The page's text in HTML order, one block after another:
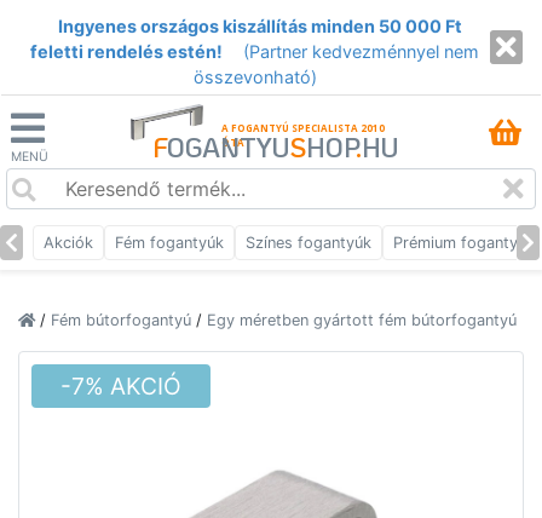
Ingyenes országos kiszállítás minden 50 000 Ft
feletti rendelés estén!
(Partner kedvezménnyel nem
összevonható)
MENÜ
A FOGANTYÚ SPECIALISTA 2010
ÓTA
FOGANTYUSHOP.HU
Akciók Fém fogantyúk Színes fogantyúk Prémium fogantyúk
/ Fém bútorfogantyú / Egy méretben gyártott fém bútorfogantyú
-7% AKCIÓ